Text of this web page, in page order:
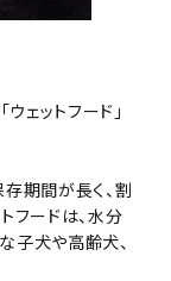
ェットフード」
期間が長く、割
フードは、水分
子犬や高齢犬、